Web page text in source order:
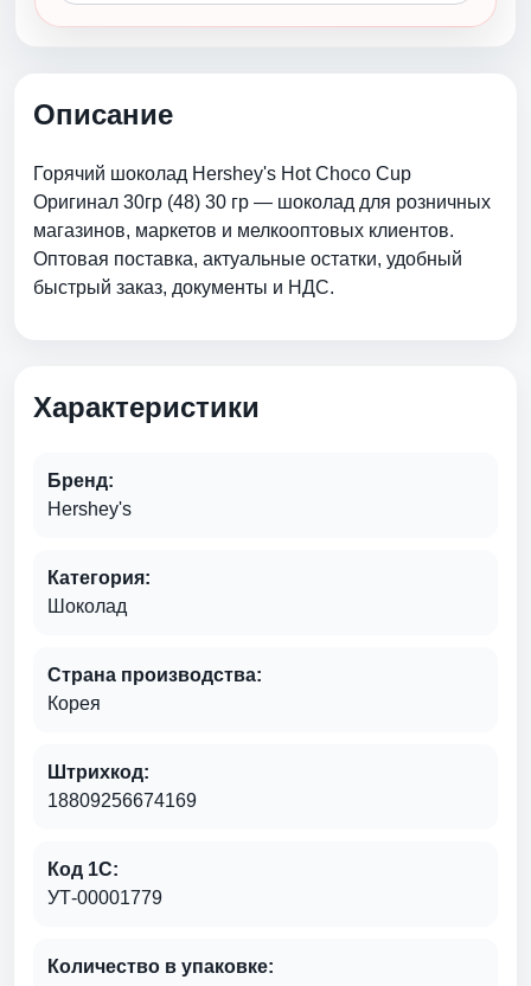
Описание
Горячий шоколад Hershey's Hot Choco Cup
Оригинал 30гр (48) 30 гр — шоколад для розничных
магазинов, маркетов и мелкооптовых клиентов.
Оптовая поставка, актуальные остатки, удобный
быстрый заказ, документы и НДС.
Характеристики
Бренд:
Hershey's
Категория:
Шоколад
Страна производства:
Корея
Штрихкод:
18809256674169
Код 1С:
УТ-00001779
Количество в упаковке: